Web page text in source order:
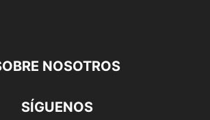
NOSOTROS
SÍGUENOS